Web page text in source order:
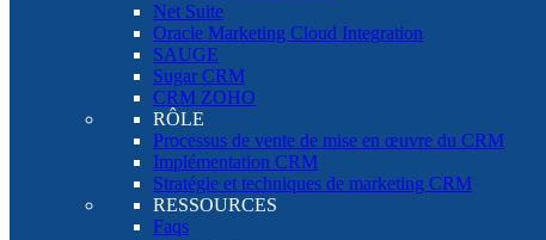
Net Suite
Oracle Marketing Cloud Integration
SAUGE
Sugar CRM
CRM ZOHO
RÔLE
Processus de vente de mise en œuvre du CRM
Implémentation CRM
Stratégie et techniques de marketing CRM
RESSOURCES
Faqs